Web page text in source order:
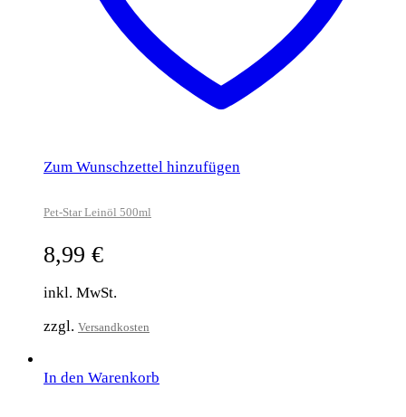
Zum Wunschzettel hinzufügen
Pet-Star Leinöl 500ml
8,99 €
inkl. MwSt.
zzgl. Versandkosten
In den Warenkorb